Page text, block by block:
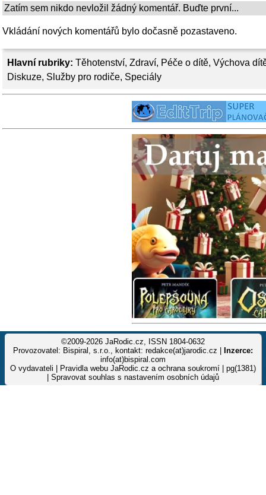
Hlavní rubriky: Těhotenství, Zdraví, Péče o dítě, Výchova
Diskuze, Služby pro rodiče, Speciály
Zatím sem nikdo nevložil žádný komentář. Buďte první...
Vkládání nových komentářů bylo dočasně pozastaveno.
©2009-2026 JaRodic.cz, ISSN 1804-0632
Provozovatel: Bispiral, s.r.o., kontakt: redakce(at)jarodic.cz |
Inzerce:
info(at)bispiral.com
O vydavateli
Pravidla webu JaRodic.cz a ochrana soukromí | pg(1381)
Spravovat souhlas s nastavením osobních údajů